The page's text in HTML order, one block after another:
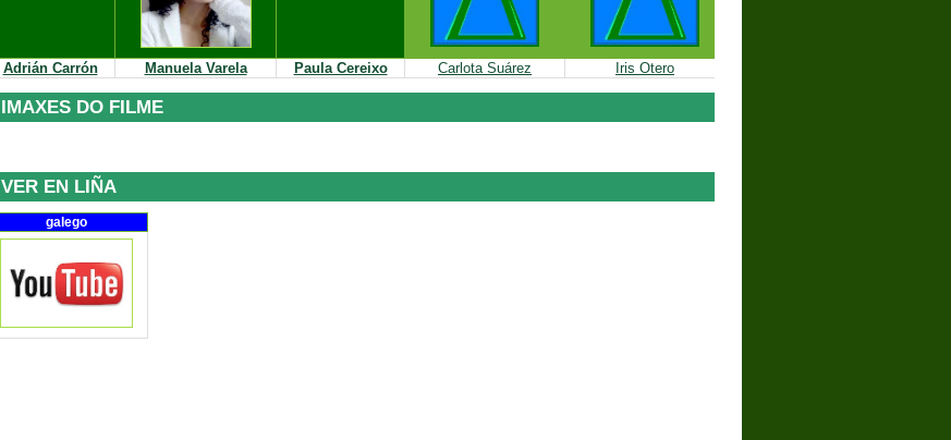
Adrián Carrón Manuela Varela Paula Cereixo Carlota Suárez Iris Otero
IMAXES DO FILME
VER EN LIÑA
galego